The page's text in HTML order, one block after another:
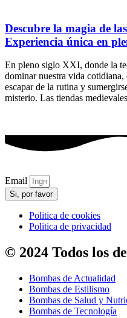
Descubre la magia de
Experiencia única en
En pleno siglo XXI, donde la
dominar nuestra vida
escapar de la rutina y
misterio. Las tiendas
Email
Si, por favor
Politica de cookies
Politica de privacidad
© 2024 Todos los
Bombas de Actualidad
Bombas de Estilismo
Bombas de Salud y
Bombas de Tecnología